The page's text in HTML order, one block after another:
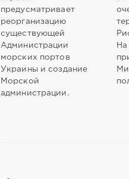
предусматривает
реорганизацию
существующей
Администрации
морских портов
Украины и создание
Морской
администрации.
На